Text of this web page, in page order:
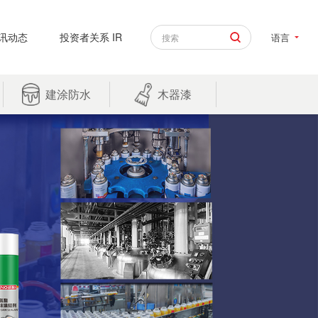
语言
动态 投资者关系 IR
建涂防水 木器漆